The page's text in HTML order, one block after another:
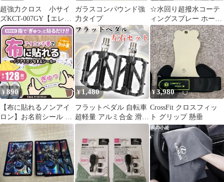
超強力クロス 小サイ
ズKCT-007GY【エレコ
ム】
ガラスコンパウンド強
力タイプ
☆水回り超撥水コーテ
ィングスプレー ホーム
シールド300ml♪簡単3ス
テップで防汚＆防カ
ビ！浴室・キッチン・
洗面台に最適
¥890
【布に貼れるノンアイ
ロン】お名前シール カ
ット済み アイロン不要
入園準備 入学 お昼寝布
団 帽子 上履き 名入れ
超強粘着 なまえシール
体操服 オーダー 介護
¥1,480
フラットペダル 自転車
超軽量 アルミ合金 滑り
止め 強力グリップ 雨天
ドバイク クロスバイク
MTB マウンテンバイク
シンプル 高耐久 ペダル
¥3,980
CrossFit クロスフィッ
ト グリップ 懸垂